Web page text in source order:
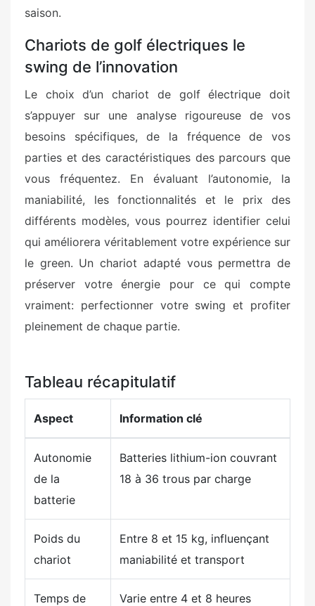
saison.
Chariots de golf électriques le
swing de l’innovation
Le choix d’un chariot de golf électrique doit
s’appuyer sur une analyse rigoureuse de vos
besoins spécifiques, de la fréquence de vos
parties et des caractéristiques des parcours que
vous fréquentez. En évaluant l’autonomie, la
maniabilité, les fonctionnalités et le prix des
différents modèles, vous pourrez identifier celui
qui améliorera véritablement votre expérience sur
le green. Un chariot adapté vous permettra de
préserver votre énergie pour ce qui compte
vraiment: perfectionner votre swing et profiter
pleinement de chaque partie.
Tableau récapitulatif
Aspect Information clé
Autonomie
de la
batterie
Batteries lithium-ion couvrant
18 à 36 trous par charge
Poids du
chariot
Entre 8 et 15 kg, influençant
maniabilité et transport
Temps de Varie entre 4 et 8 heures